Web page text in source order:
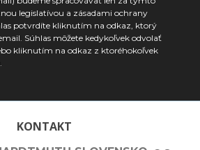
legislatívou a zásadami ochrany
potvrdíte kliknutím na odkaz, ktorý
Súhlas môžete kedykoľvek odvolať
kliknutím na odkaz z ktoréhokoľvek
KONTAKT